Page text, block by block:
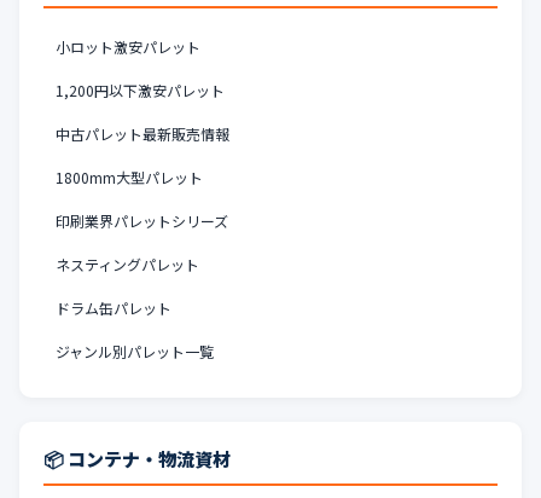
小ロット激安パレット
1,200円以下激安パレット
中古パレット最新販売情報
1800mm大型パレット
印刷業界パレットシリーズ
ネスティングパレット
ドラム缶パレット
ジャンル別パレット一覧
📦 コンテナ・物流資材